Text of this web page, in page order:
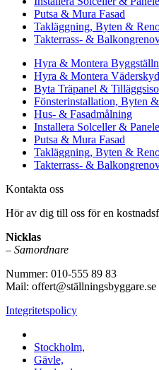
Putsa & Mura Fasad
Takläggning, Byten &
Takterrass- &
Hyra & Montera
Hyra & Montera
Byta Träpanel &
Fönsterinstallation, Byten
Hus- & Fasadmålning
Installera Solceller &
Putsa & Mura Fasad
Takläggning, Byten &
Takterrass- &
Kontakta oss
Hör av dig till oss för en
Nicklas
– Samordnare
Nummer: 010-555 89 83
Mail: offert@ställningsbyggare.se
Integritetspolicy
Stockholm,
Gävle,